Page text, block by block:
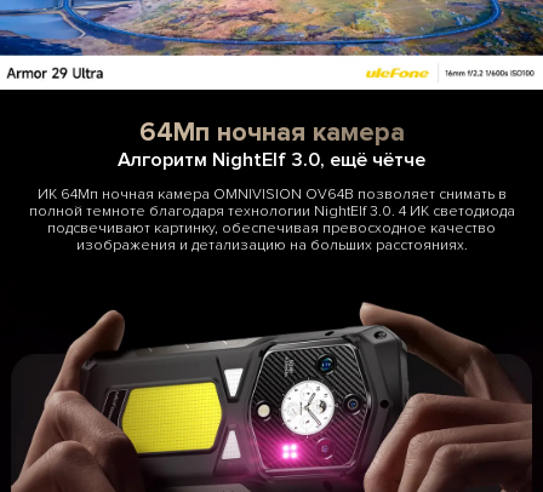
64Мп ночная камера
Алгоритм NightElf 3.0, ещё чётче
ИК 64Мп ночная камера OMNIVISION OV64B позволяет снимать в
полной темноте благодаря технологии NightElf 3.0. 4 ИК светодиода
подсвечивают картинку, обеспечивая превосходное качество
изображения и детализацию на больших расстояниях.